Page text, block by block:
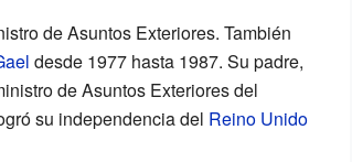
de Asuntos Exteriores. También
desde 1977 hasta 1987. Su padre,
de Asuntos Exteriores del
su independencia del Reino Unido